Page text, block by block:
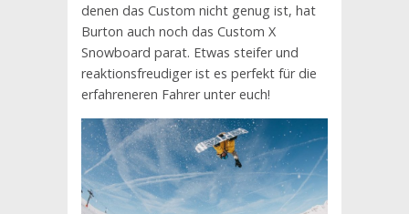
denen das Custom nicht genug ist, hat
Burton auch noch das Custom X
Snowboard parat. Etwas steifer und
reaktionsfreudiger ist es perfekt für die
erfahreneren Fahrer unter euch!